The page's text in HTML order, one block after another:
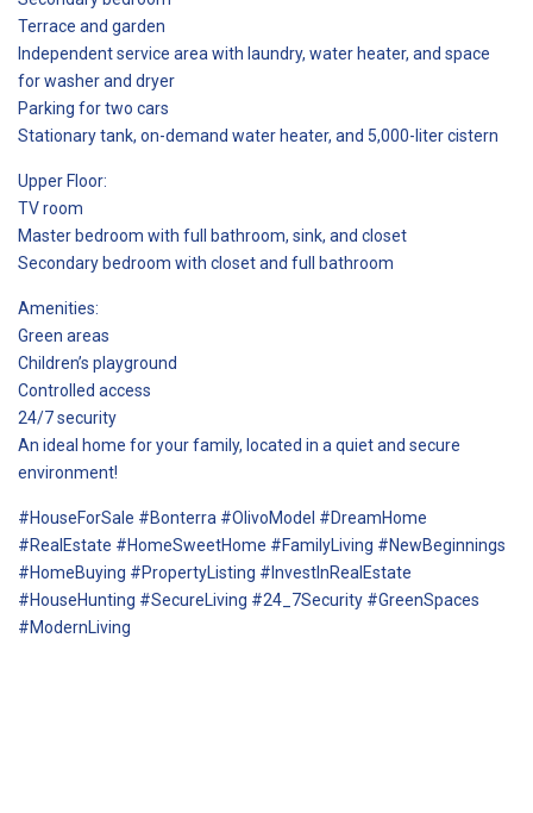
Terrace and garden
Independent service area with laundry, water heater, and space
for washer and dryer
Parking for two cars
Stationary tank, on-demand water heater, and 5,000-liter cistern
Upper Floor:
TV room
Master bedroom with full bathroom, sink, and closet
Secondary bedroom with closet and full bathroom
Amenities:
Green areas
Children’s playground
Controlled access
24/7 security
An ideal home for your family, located in a quiet and secure
environment!
#HouseForSale #Bonterra #OlivoModel #DreamHome
#RealEstate #HomeSweetHome #FamilyLiving #NewBeginnings
#HomeBuying #PropertyListing #InvestInRealEstate
#HouseHunting #SecureLiving #24_7Security #GreenSpaces
#ModernLiving